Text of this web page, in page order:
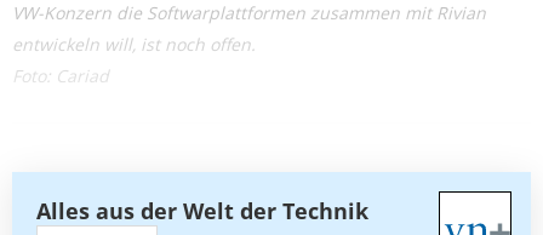
VW-Konzern die Softwarplattformen zusammen mit Rivian
entwickeln will, ist noch offen.
Foto: Cariad
Alles aus der Welt der Technik